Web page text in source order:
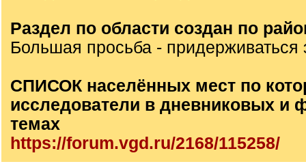
Раздел по области создан по
Большая просьба - придерживаться
СПИСОК населённых мест по
исследователи в дневниковых и
темах
https://forum.vgd.ru/2168/115258/